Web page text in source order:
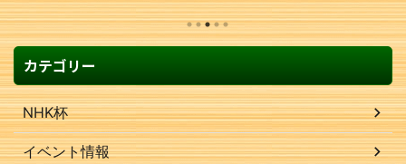
カテゴリー
NHK杯
イベント情報